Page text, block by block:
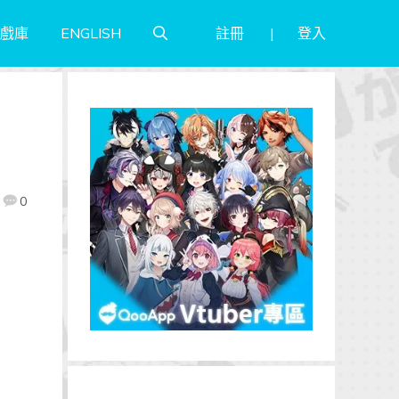
庫 ENGLISH 註冊 登入
0